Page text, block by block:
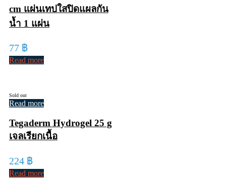
cm แผ่นเทปใสปิดแผลกัน
น้ำ 1 แผ่น
77 ฿
Read more
Sold out
Read more
Tegaderm Hydrogel 25 g
เจลเรียกเนื้อ
224 ฿
Read more